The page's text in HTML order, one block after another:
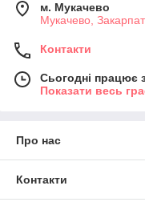
м. Мукачево
Мукачево,
Контакти
Сьогодні працює
Показати весь
Про нас
Контакти